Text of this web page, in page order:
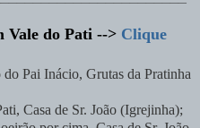
Vale do Pati --> Clique
Pai Inácio, Grutas da Pratinha
Casa de Sr. João (Igrejinha);